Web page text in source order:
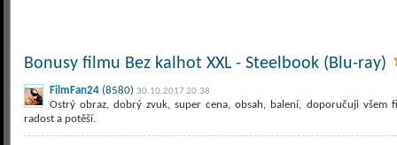
Bonusy filmu Bez kalhot XXL - Steelbook (Blu-ray)
FilmFan24 (8580) 30.10.2017 20:38
Ostrý obraz, dobrý zvuk, super cena, obsah, balení, doporučuji všem
radost a potěší.